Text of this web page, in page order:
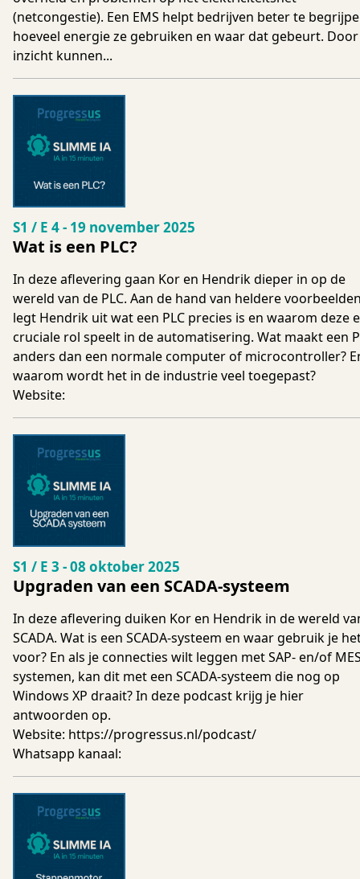
(netcongestie). Een EMS helpt bedrijven beter te
hoeveel energie ze gebruiken en waar dat gebeurt.
inzicht kunnen...
Wat is een PLC?
Seizoen 1 Aflevering 4
S1 / E 4- 19 november 2025
In deze aflevering gaan Kor en Hendrik dieper in op de
wereld van de PLC. Aan de hand van heldere
legt Hendrik uit wat een PLC precies is en waarom deze
cruciale rol speelt in de automatisering. Wat maakt een
anders dan een normale computer of microcontroller?
waarom wordt het in de industrie veel toegepast?
Website:
Upgraden van een SCADA-systeem
Seizoen 1 Aflevering 3
S1 / E 3 -08 oktober 2025
In deze aflevering duiken Kor en Hendrik in de wereld
SCADA. Wat is een SCADA-systeem en waar gebruik je
voor? En als je connecties wilt leggen met SAP- en/of
systemen, kan dit met een SCADA-systeem die nog op
Windows XP draait? In deze podcast krijg je hier
antwoorden op.
Website: https://progressus.nl/podcast/
Whatsapp kanaal: